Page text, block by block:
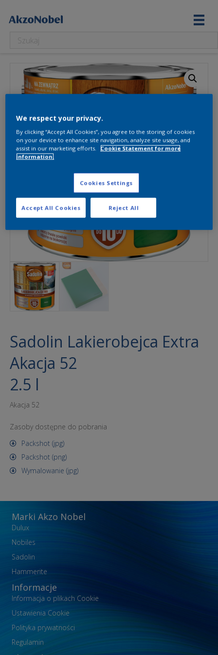
Sadolin Lakierobejca Extra
Akacja 52
2.5 l
Akacja 52
Zasoby dostępne do pobrania
Packshot (jpg)
Packshot (png)
Wymalowanie (jpg)
Marki Akzo Nobel
Dulux
Nobiles
Sadolin
Hammerite
Informacje
Informacja o plikach Cookie
Ustawienia Cookie
Polityka prywatności
Regulamin
We respect your privacy.
By clicking “Accept All Cookies”, you agree to the storing of cookies
on your device to enhance site navigation, analyze site usage, and
assist in our marketing efforts.
Cookie Statement for more
information.
Cookies Settings
Reject All
Accept All Cookies